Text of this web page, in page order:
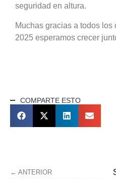
seguridad en altura.
Muchas gracias a todos los
2025 esperamos crecer
COMPARTE ESTO
← ANTERIOR